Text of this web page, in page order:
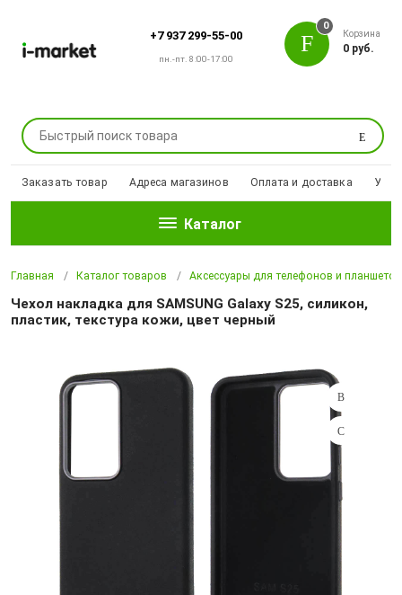
+7 937 299-55-00
пн.-пт. 8:00-17:00
Поиск
0
Корзина
0 руб.
Заказать товар Адреса магазинов Оплата и доставка
Каталог
Главная Каталог товаров Аксессуары для телефонов и планшетов
Чехол накладка для SAMSUNG Galaxy S25, силикон,
пластик, текстура кожи, цвет черный